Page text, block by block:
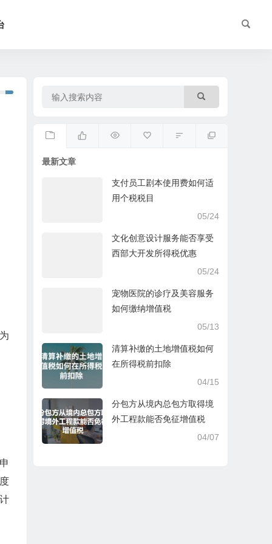
最新文章
支付员工剧本使用费如何适
用个税税目
05/24
文化创意设计服务能否享受
西部大开发所得税优惠
05/24
宠物医院的诊疗及美容服务
如何缴纳增值税
05/13
清算补缴的土地增值税如何
在所得税前扣除
04/15
分包方从境内总包方取得境
外工程款能否免征增值税
04/07